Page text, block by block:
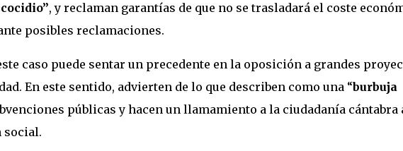
, y reclaman garantías de que no se trasladará el coste
posibles reclamaciones.
caso puede sentar un precedente en la oposición a grandes
En este sentido, advierten de lo que describen como una “burbuja
públicas y hacen un llamamiento a la ciudadanía cántabra
social.